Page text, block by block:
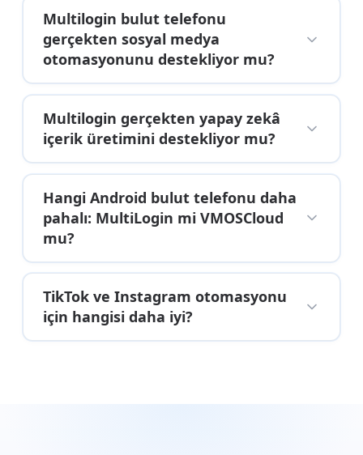
Multilogin bulut telefonu
gerçekten sosyal medya
otomasyonunu destekliyor mu?
Multilogin gerçekten yapay zekâ
içerik üretimini destekliyor mu?
Hangi Android bulut telefonu daha
pahalı: MultiLogin mi VMOSCloud
mu?
TikTok ve Instagram otomasyonu
için hangisi daha iyi?